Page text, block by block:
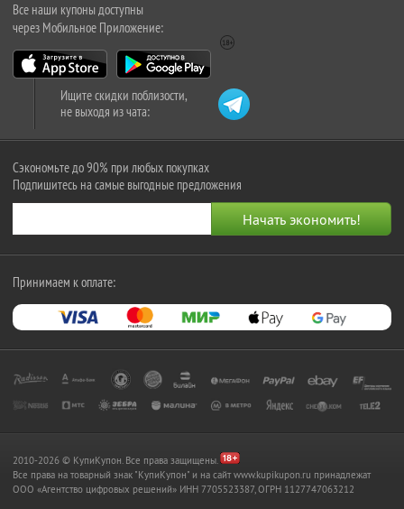
Все наши купоны доступны
через Мобильное Приложение:
Ищите скидки поблизости,
не выходя из чата:
Сэкономьте до 90% при любых покупках
Подпишитесь на самые выгодные предложения
Принимаем к оплате:
2010-2026 © КупиКупон. Все права защищены.
Все права на товарный знак "КупиКупон" и на сайт www.kupikupon.ru принадлежат
OOO «Агентство цифровых решений» ИНН 7705523387, ОГРН 1127747063212